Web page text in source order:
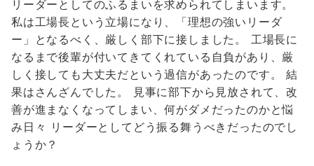
リーダーとしてのふるまいを求められてしまいます。
私は工場長という立場になり、「理想の強いリーダ
ー」となるべく、厳しく部下に接しました。 工場長に
なるまで後輩が付いてきてくれている自負があり、厳
しく接しても大丈夫だという過信があったのです。 結
果はさんざんでした。 見事に部下から見放されて、改
善が進まなくなってしまい、何がダメだったのかと悩
み日々 リーダーとしてどう振る舞うべきだったのでし
ょうか？